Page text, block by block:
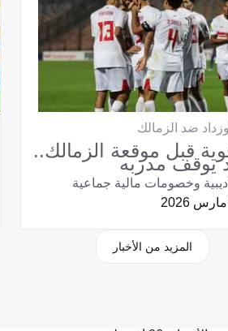
ضد الزمالك
قبل موقعة الزمالك..
يوقف مدربه
وخصومات مالية جماعية
المزيد من الأخبار